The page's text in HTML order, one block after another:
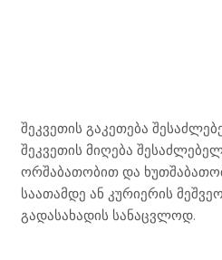
შეკვეთის გაკეთება
შეკვეთის მიღება
ორშაბათობით და
საათამდე ან კურიერის
გადასახადის სანაცვლოდ.